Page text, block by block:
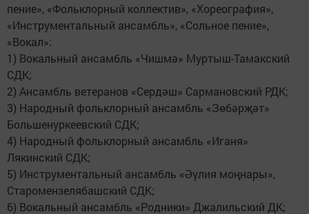
пение», «Фольклорный коллектив», «Хореография»,
«Инструментальный ансамбль», «Сольное пение»,
«Вокал»:
1) Вокальный ансамбль «Чишмә» Муртыш-Тамакский
СДК;
2) Ансамбль ветеранов «Сердәш» Сармановский РДК;
3) Народный фольклорный ансамбль «Зөбәрҗәт»
Большенуркеевский СДК;
4) Народный фольклорный ансамбль «Иганя»
Лякинский СДК;
5) Инструментальный ансамбль «Әүлия моңнары»,
Старомензелябашский СДК;
6) Вокальный ансамбль «Родники» Джалильский ДК;